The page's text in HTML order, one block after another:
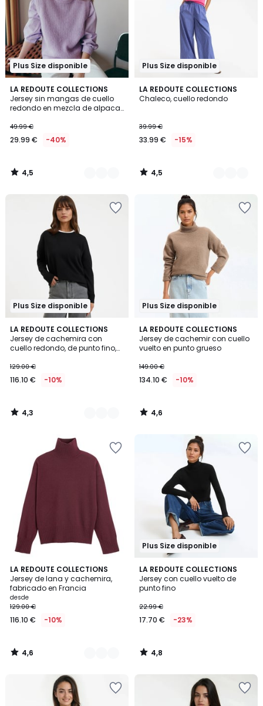
Plus Size disponible
LA REDOUTE COLLECTIONS
Jersey sin mangas de cuello
redondo en mezcla de alpaca,
49.99 €
29.99 € -40%
4,5
/ 5
4
Colores
4,5
/
Plus Size disponible
LA REDOUTE COLLECTIONS
Chaleco, cuello redondo
39.99 €
33.99 € -15%
4,5
/ 5
2
Colores
4,5
/
Plus Size disponible
LA REDOUTE COLLECTIONS
Jersey de cachemira con
cuello redondo, de punto fino,
129.00 €
116.10 € -10%
4,3
/ 5
2
Colores
4,3
/
Plus Size disponible
LA REDOUTE COLLECTIONS
Jersey de cachemir con cuello
vuelto en punto grueso
149.00 €
134.10 € -10%
4,6
/ 5
4,6
/
LA REDOUTE COLLECTIONS
Jersey de lana y cachemira,
fabricado en Francia
desde
129.00 €
116.10 € -10%
4,6
/ 5
3
Colores
4,6
/
Plus Size disponible
LA REDOUTE COLLECTIONS
Jersey con cuello vuelto de
punto fino
22.99 €
17.70 € -23%
4,8
/ 5
4,8
/